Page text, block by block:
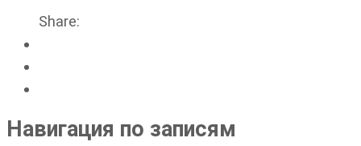
Share:
Навигация по записям